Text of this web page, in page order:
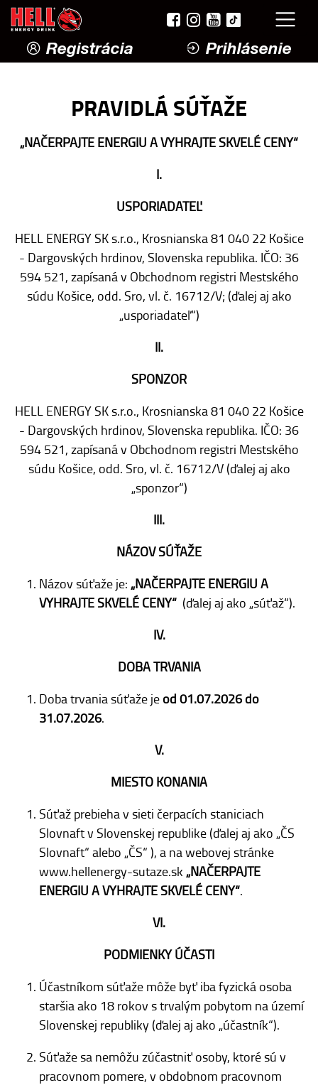
Registrácia Prihlásenie
PRAVIDLÁ SÚŤAŽE
„NAČERPAJTE ENERGIU A VYHRAJTE SKVELÉ CENY“
I.
USPORIADATEĽ
HELL ENERGY SK s.r.o., Krosnianska 81 040 22 Košice
- Dargovských hrdinov, Slovenska republika. IČO: 36
594 521, zapísaná v Obchodnom registri Mestského
súdu Košice, odd. Sro, vl. č. 16712/V; (ďalej aj ako
„usporiadateľ“)
II.
SPONZOR
HELL ENERGY SK s.r.o., Krosnianska 81 040 22 Košice
- Dargovských hrdinov, Slovenska republika. IČO: 36
594 521, zapísaná v Obchodnom registri Mestského
súdu Košice, odd. Sro, vl. č. 16712/V (ďalej aj ako
„sponzor“)
III.
NÁZOV SÚŤAŽE
Názov súťaže je: „NAČERPAJTE ENERGIU A
VYHRAJTE SKVELÉ CENY“ (ďalej aj ako „súťaž“).
IV.
DOBA TRVANIA
Doba trvania súťaže je od 01.07.2026 do
31.07.2026.
V.
MIESTO KONANIA
Súťaž prebieha v sieti čerpacích staniciach
Slovnaft v Slovenskej republike (ďalej aj ako „ČS
Slovnaft“ alebo „ČS“ ), a na webovej stránke
www.hellenergy-sutaze.sk „NAČERPAJTE
ENERGIU A VYHRAJTE SKVELÉ CENY“.
VI.
PODMIENKY ÚČASTI
Účastníkom súťaže môže byť iba fyzická osoba
staršia ako 18 rokov s trvalým pobytom na území
Slovenskej republiky (ďalej aj ako „účastník“).
Súťaže sa nemôžu zúčastniť osoby, ktoré sú v
pracovnom pomere, v obdobnom pracovnom